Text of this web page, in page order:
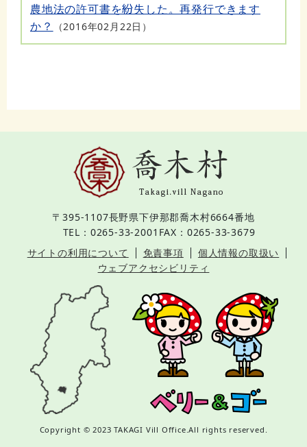
農地法の許可書を紛失した。再発行できます
か？
2016年02月22日
〒395-1107長野県下伊那郡喬木村6664番地
TEL：0265-33-2001 FAX：0265-33-3679
サイトの利用について
免責事項
個人情報の取扱い
ウェブアクセシビリティ
Copyright © 2023 TAKAGI Vill Office.All rights reserved.